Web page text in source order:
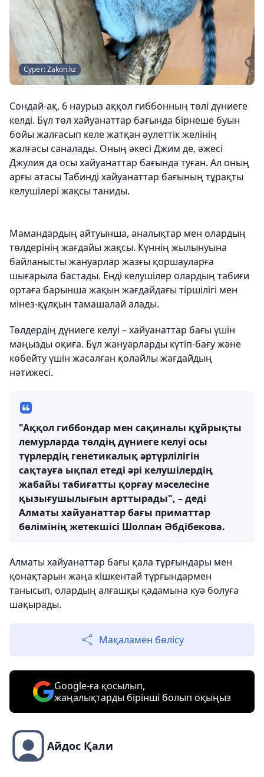
Сурет: Zakon.kz
Сондай-ақ, 6 наурыз аққол гиббонның төлі дүниеге
келді. Бұл төл хайуанаттар бағында бірнеше буын
бойы жалғасып келе жатқан әулеттік желінің
жалғасы саналады. Оның әкесі Джим де, әжесі
Джулия да осы хайуанаттар бағында туған. Ал оның
арғы атасы Табинді хайуанаттар бағының тұрақты
келушілері жақсы таниды.
Мамандардың айтуынша, аналықтар мен олардың
төлдерінің жағдайы жақсы. Күннің жылынуына
байланысты жануарлар жазғы қоршауларға
шығарыла бастады. Енді келушілер олардың табиғи
ортаға барынша жақын жағдайдағы тіршілігі мен
мінез-құлқын тамашалай алады.
Төлдердің дүниеге келуі – хайуанаттар бағы үшін
маңызды оқиға. Бұл жануарларды күтіп-бағу және
көбейту үшін жасалған қолайлы жағдайдың
нәтижесі.
"Аққол гиббондар мен сақиналы құйрықты
лемурларда төлдің дүниеге келуі осы
түрлердің генетикалық әртүрлілігін
сақтауға ықпал етеді әрі келушілердің
жабайы табиғатты қорғау мәселесіне
қызығушылығын арттырады", – деді
Алматы хайуанаттар бағы приматтар
бөлімінің жетекшісі Шолпан Әбдібекова.
Алматы хайуанаттар бағы қала тұрғындары мен
қонақтарын жаңа кішкентай тұрғындармен
танысып, олардың алғашқы қадамына куә болуға
шақырады.
Мақаламен бөлісу
Google-ға қосылып,
жаңалықтарды бірінші болып оқыңыз
Айдос Қали